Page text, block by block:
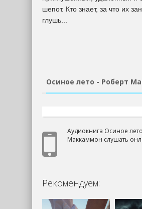
шепот. Кто знает, за что их
глушь...
Осиное лето - Роберт
Аудиокнига Осиное
Маккаммон слушать
Рекомендуем: